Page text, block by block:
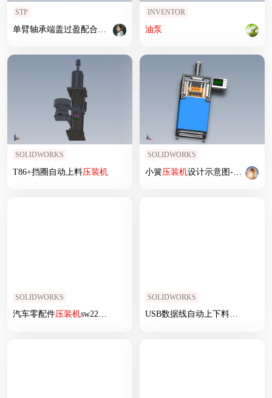
STP
装机
INVENTOR
油泵
SOLIDWORKS
T86+挡圈自动上料压装机
SOLIDWORKS
小簧压装机设计示意图-20221027(4)
SOLIDWORKS
汽车零配件压装机sw22可编辑
SOLIDWORKS
USB数据线自动上下料
压